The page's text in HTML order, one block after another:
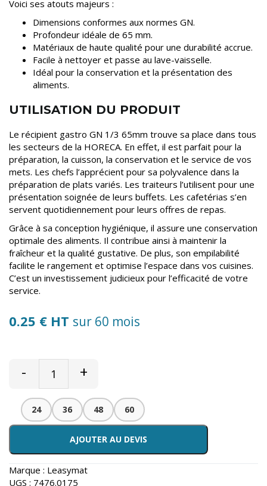
Voici ses atouts majeurs :
Dimensions conformes aux normes GN.
Profondeur idéale de 65 mm.
Matériaux de haute qualité pour une durabilité accrue.
Facile à nettoyer et passe au lave-vaisselle.
Idéal pour la conservation et la présentation des
aliments.
UTILISATION DU PRODUIT
Le récipient gastro GN 1/3 65mm trouve sa place dans tous
les secteurs de la HORECA. En effet, il est parfait pour la
préparation, la cuisson, la conservation et le service de vos
mets. Les chefs l’apprécient pour sa polyvalence dans la
préparation de plats variés. Les traiteurs l’utilisent pour une
présentation soignée de leurs buffets. Les cafetérias s’en
servent quotidiennement pour leurs offres de repas.
Grâce à sa conception hygiénique, il assure une conservation
optimale des aliments. Il contribue ainsi à maintenir la
fraîcheur et la qualité gustative. De plus, son empilabilité
facilite le rangement et optimise l’espace dans vos cuisines.
C’est un investissement judicieux pour l’efficacité de votre
service.
0.25 € HT sur 60 mois
- +
24 36 48 60
AJOUTER AU DEVIS
Marque : Leasymat
UGS : 7476.0175